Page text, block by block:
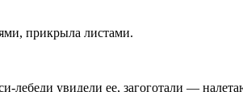
прикрыла листами.
лебеди увидели ее, загоготали —